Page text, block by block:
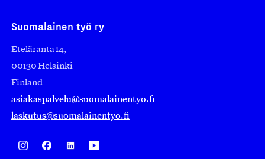
Suomalainen työ ry
Eteläranta 14,
00130 Helsinki
Finland
asiakaspalvelu@suomalainentyo.fi
laskutus@suomalainentyo.fi